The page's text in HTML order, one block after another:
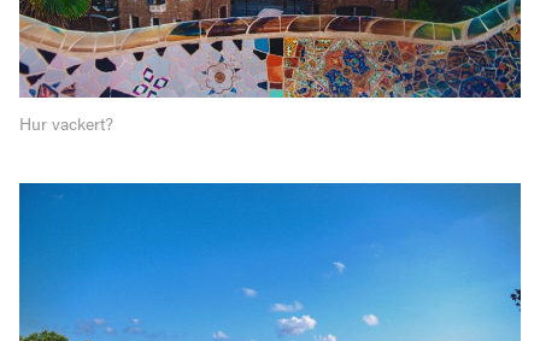
Hur vackert?